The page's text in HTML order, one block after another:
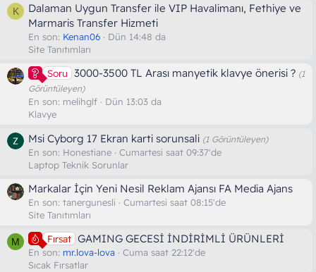
K
Dalaman Uygun Transfer ile VIP Havalimanı, Fethiye ve
Marmaris Transfer Hizmeti
En son: Kenan06
Dün 14:48 da
Site Tanıtımları
Soru 3000-3500 TL Arası manyetik klavye önerisi ? (1
Görüntüleyen)
En son: melihglf
Dün 13:03 da
Klavye
Msi Cyborg 17 Ekran karti sorunsali (1 Görüntüleyen)
En son: Honestiane
Cumartesi saat 09:37'de
Laptop Teknik Sorunlar
Markalar İçin Yeni Nesil Reklam Ajansı FA Media Ajans
En son: tanergunesli
Cumartesi saat 08:15'de
Site Tanıtımları
M Fırsat GAMING GECESİ İNDİRİMLİ ÜRÜNLERİ
En son: mr.lova-lova
Cuma saat 22:12'de
Sıcak Fırsatlar